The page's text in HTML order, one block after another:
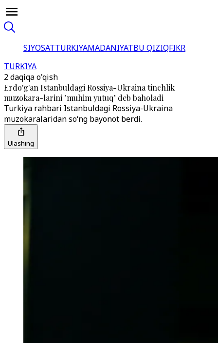
SIYOSATTURKIYAMADANIYATBU QIZIQFIKR
TURKIYA
2 daqiqa o'qish
Erdo'g'an Istanbuldagi Rossiya-Ukraina tinchlik
muzokara-larini "muhim yutuq" deb baholadi
Turkiya rahbari Istanbuldagi Rossiya-Ukraina
muzokaralaridan so‘ng bayonot berdi.
Ulashing